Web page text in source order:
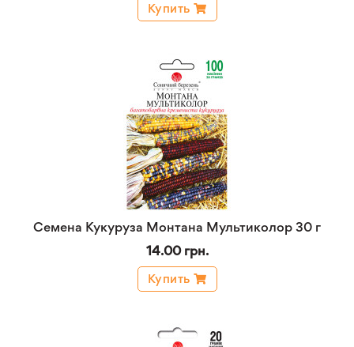
Купить
Семена Кукуруза Монтана Мультиколор 30 г
14.00 грн.
Купить